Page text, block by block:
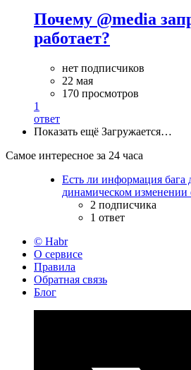
Почему @media
работает?
нет подписчиков
22 мая
170 просмотров
1
ответ
Показать ещё Загружается…
Самое интересное за 24 часа
Есть ли информация бага
динамическом изменении
2 подписчика
1 ответ
© Habr
О сервисе
Правила
Обратная связь
Блог